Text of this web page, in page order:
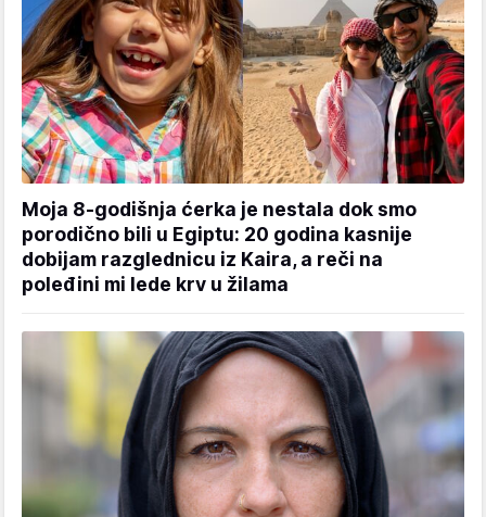
Moja 8-godišnja ćerka je nestala dok smo
porodično bili u Egiptu: 20 godina kasnije
dobijam razglednicu iz Kaira, a reči na
poleđini mi lede krv u žilama